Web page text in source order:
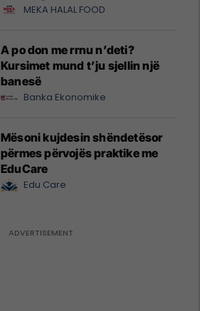
MEKA HALAL FOOD
A po don me rrnu n’deti?
Kursimet mund t’ju sjellin një
banesë
Banka Ekonomike
Mësoni kujdesin shëndetësor
përmes përvojës praktike me
EduCare
Edu Care